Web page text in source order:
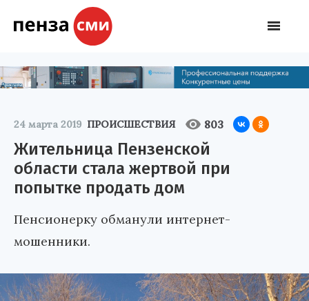
24 марта 2019 ПРОИСШЕСТВИЯ 803
Жительница Пензенской
области стала жертвой при
попытке продать дом
Пенсионерку обманули интернет-
мошенники.